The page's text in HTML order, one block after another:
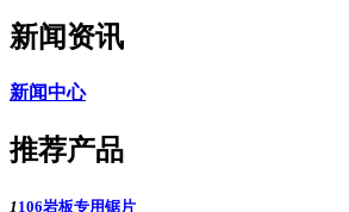
新闻资讯
新闻中心
推荐产品
1 106岩板专用锯片